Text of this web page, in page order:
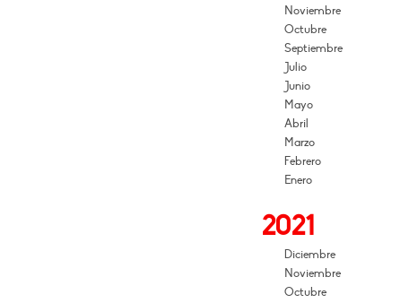
Noviembre
Octubre
Septiembre
Julio
Junio
Mayo
Abril
Marzo
Febrero
Enero
2021
Diciembre
Noviembre
Octubre